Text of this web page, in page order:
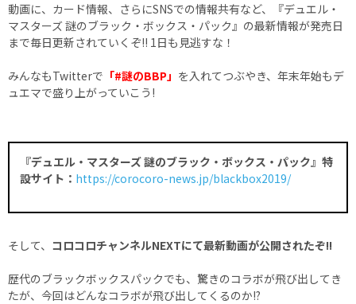
動画に、カード情報、さらにSNSでの情報共有など、『デュエル・
マスターズ 謎のブラック・ボックス・パック』の最新情報が発売日
まで毎日更新されていくぞ!! 1日も見逃すな！
みんなもTwitterで 「#謎のBBP」 を入れてつぶやき、年末年始もデ
ュエマで盛り上がっていこう!
『デュエル・マスターズ 謎のブラック・ボックス・パック』特
設サイト： https://corocoro-news.jp/blackbox2019/
そして、 コロコロチャンネルNEXTにて最新動画が公開されたぞ!!
歴代のブラックボックスパックでも、驚きのコラボが飛び出してき
たが、今回はどんなコラボが飛び出してくるのか!?